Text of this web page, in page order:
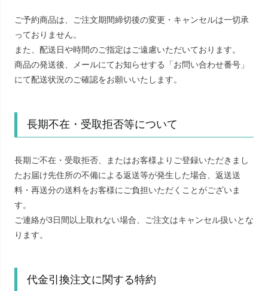
ご予約商品は、ご注文期間締切後の変更・キャンセルは一切承
っておりません。
また、配送日や時間のご指定はご遠慮いただいております。
商品の発送後、メールにてお知らせする「お問い合わせ番号」
にて配送状況のご確認をお願いいたします。
長期不在・受取拒否等について
長期ご不在・受取拒否、またはお客様よりご登録いただきまし
たお届け先住所の不備による返送等が発生した場合、返送送
料・再送分の送料をお客様にご負担いただくことがございま
す。
ご連絡が3日間以上取れない場合、ご注文はキャンセル扱いとな
ります。
代金引換注文に関する特約